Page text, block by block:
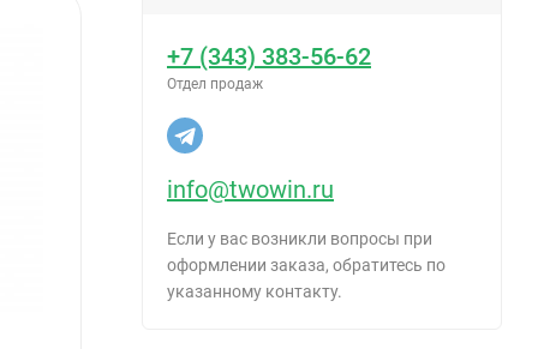
+7 (343) 383-56-62
Отдел продаж
info@twowin.ru
Если у вас возникли вопросы при
оформлении заказа, обратитесь по
указанному контакту.